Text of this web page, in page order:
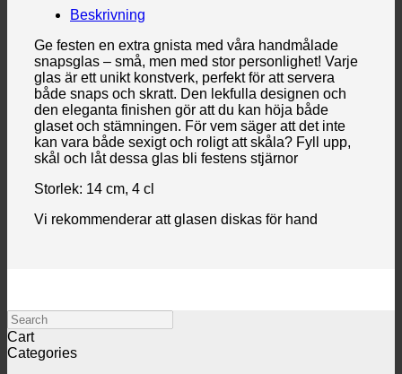
Beskrivning
Ge festen en extra gnista med våra handmålade
snapsglas – små, men med stor personlighet! Varje
glas är ett unikt konstverk, perfekt för att servera
både snaps och skratt. Den lekfulla designen och
den eleganta finishen gör att du kan höja både
glaset och stämningen. För vem säger att det inte
kan vara både sexigt och roligt att skåla? Fyll upp,
skål och låt dessa glas bli festens stjärnor
Storlek: 14 cm, 4 cl
Vi rekommenderar att glasen diskas för hand
Search
Cart
Categories